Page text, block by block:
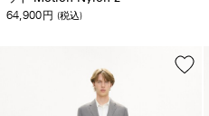
64,900 円 (税込)